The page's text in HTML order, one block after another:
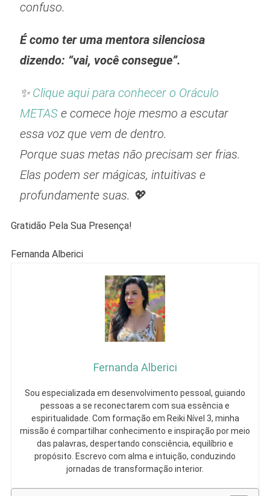
confuso.
É como ter uma mentora silenciosa
dizendo: “vai, você consegue”.
✨Clique aqui para conhecer o Oráculo
METAS e comece hoje mesmo a escutar
essa voz que vem de dentro.
Porque suas metas não precisam ser frias.
Elas podem ser mágicas, intuitivas e
profundamente suas. 💖
Gratidão Pela Sua Presença!
Fernanda Alberici
Fernanda Alberici
Sou especializada em desenvolvimento pessoal, guiando
pessoas a se reconectarem com sua essência e
espiritualidade. Com formação em Reiki Nível 3, minha
missão é compartilhar conhecimento e inspiração por meio
das palavras, despertando consciência, equilíbrio e
propósito. Escrevo com alma e intuição, conduzindo
jornadas de transformação interior.